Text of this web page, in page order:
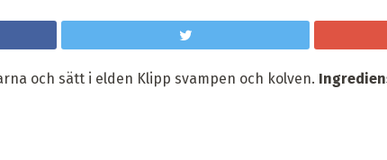
och sätt i elden Klipp svampen och kolven.